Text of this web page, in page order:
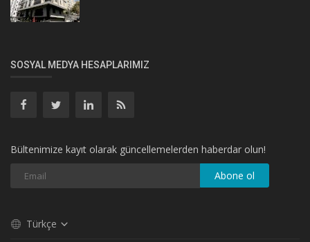
SOSYAL MEDYA HESAPLARIMIZ
Bültenimize kayıt olarak güncellemelerden haberdar olun!
Abone ol
Türkçe